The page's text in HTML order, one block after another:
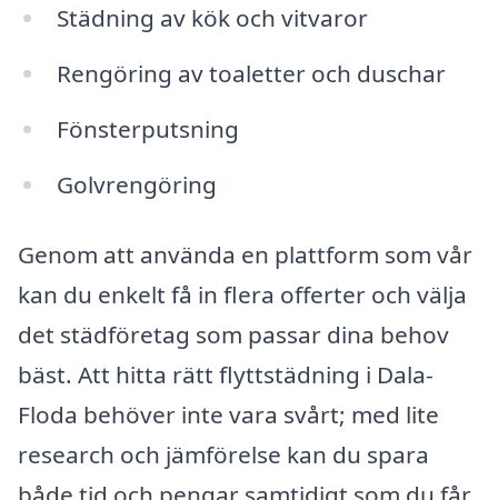
Städning av kök och vitvaror
Rengöring av toaletter och duschar
Fönsterputsning
Golvrengöring
Genom att använda en plattform som vår
kan du enkelt få in flera offerter och välja
det städföretag som passar dina behov
bäst. Att hitta rätt flyttstädning i Dala-
Floda behöver inte vara svårt; med lite
research och jämförelse kan du spara